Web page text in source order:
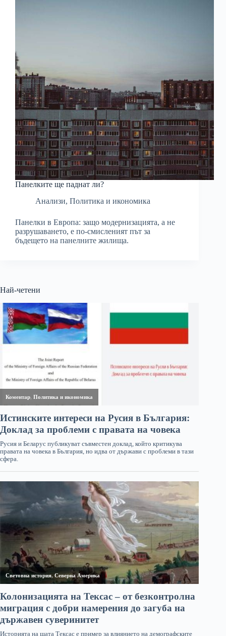
Панелките ще паднат ли?
Анализи, Политика и икономика
Панелки в Европа: защо модернизацията, а не
разрушаването, е по-смисленият път за
бъдещето на панелните жилища.
Най-четени